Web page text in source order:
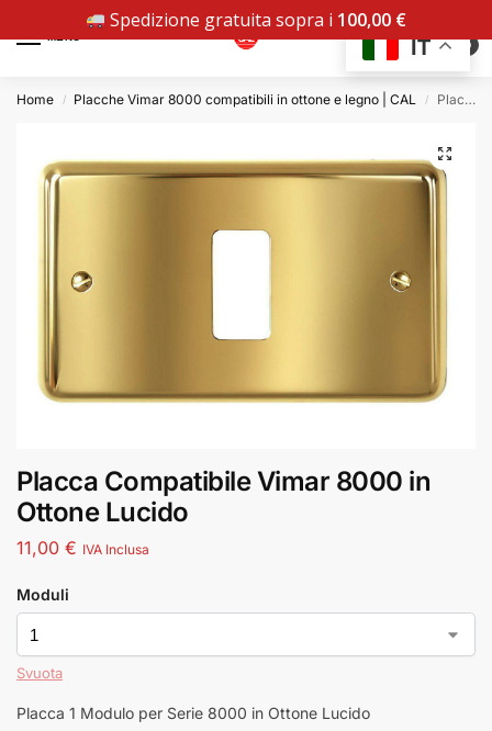
0
Home / Placche Vimar 8000 compatibili in ottone e legno | CAL / Placca Compatibile Vimar 8000 in Ottone Lucido
Placca Compatibile Vimar 8000 in
Ottone Lucido
11,00 € IVA Inclusa
Moduli
Svuota
Placca 1 Modulo per Serie 8000 in Ottone Lucido
IT
Spedizione gratuita sopra i 100,00 €